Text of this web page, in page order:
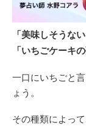
「美味しそうな
「いちごケーキ
一口にいちごと
ょう。
その種類によっ